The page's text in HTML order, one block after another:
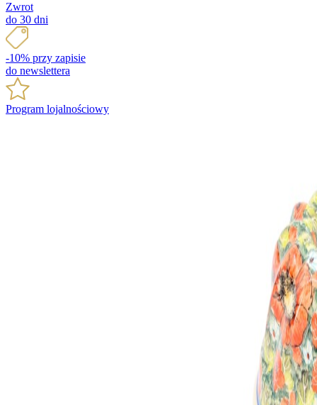
Zwrot
do 30 dni
-10% przy zapisie
do newslettera
Program lojalnościowy